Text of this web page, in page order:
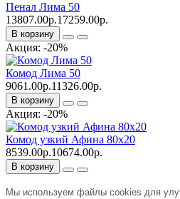
Пенал Лима 50
13807.00р.17259.00р.
В корзину
Акция: -20%
Комод Лима 50
9061.00р.11326.00р.
В корзину
Акция: -20%
Комод узкий Афина 80х20
8539.00р.10674.00р.
В корзину
Мы используем файлы cookies для